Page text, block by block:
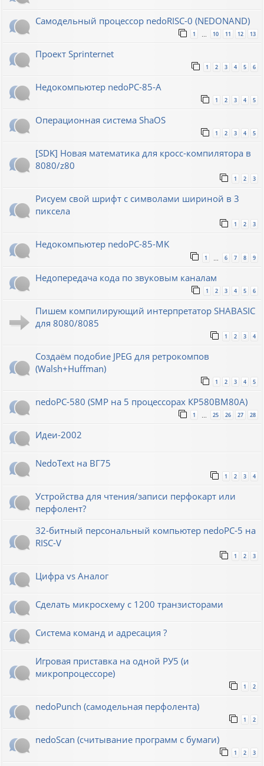
Самодельный процессор nedoRISC-0 (NEDONAND)
1 10 11 12 13
Проект Sprinternet
1 2 3 4 5 6
Недокомпьютер nedoPC-85-A
1 2 3 4 5
Операционная система ShaOS
1 2 3 4 5
[SDK] Новая математика для кросс-компилятора в
8080/z80
1 2 3
Рисуем свой шрифт с символами шириной в 3
пиксела
1 2 3
Недокомпьютер nedoPC-85-MK
1 6 7 8 9
Недопередача кода по звуковым каналам
1 2 3 4 5 6
Пишем компилирующий интерпретатор SHABASIC
для 8080/8085
1 2 3 4
Создаём подобие JPEG для ретрокомпов
(Walsh+Huffman)
1 2 3 4 5
nedoPC-580 (SMP на 5 процессорах КР580ВМ80А)
1 25 26 27 28
Идеи-2002
NedoText на ВГ75
1 2 3 4
Устройства для чтения/записи перфокарт или
перфолент?
32-битный персональный компьютер nedoPC-5 на
RISC-V
1 2 3
Цифра vs Аналог
Сделать микросхему с 1200 транзисторами
Система команд и адресация ?
Игровая приставка на одной РУ5 (и
микропроцессоре)
1 2
nedoPunch (самодельная перфолента)
1 2
nedoScan (считывание программ с бумаги)
1 2 3